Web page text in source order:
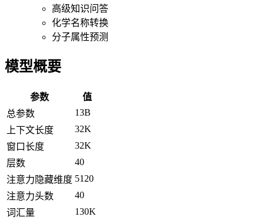
高级知识问答
化学名称转换
分子属性预测
模型概要
参数
值
总参数
13B
上下文长度
32K
窗口长度
32K
层数
40
注意力隐藏维度 5120
注意力头数
40
词汇量
130K